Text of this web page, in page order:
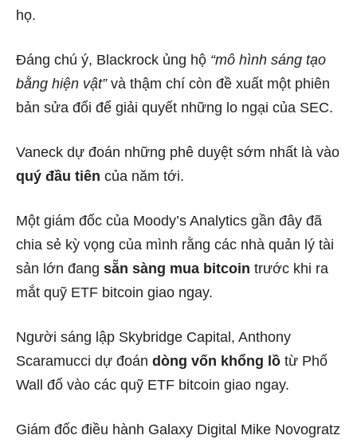
họ.
Đáng chú ý, Blackrock ủng hộ “mô hình sáng tạo
bằng hiện vật”và thậm chí còn đề xuất một phiên
bản sửa đổi để giải quyết những lo ngại của SEC.
Vaneck dự đoán những phê duyệt sớm nhất là vào
quý đầu tiên của năm tới.
Một giám đốc của Moody’s Analytics gần đây đã
chia sẻ kỳ vọng của mình rằng các nhà quản lý tài
sản lớn đang sẵn sàng mua bitcoin trước khi ra
mắt quỹ ETF bitcoin giao ngay.
Người sáng lập Skybridge Capital, Anthony
Scaramucci dự đoán dòng vốn khổng lồ từ Phố
Wall đổ vào các quỹ ETF bitcoin giao ngay.
Giám đốc điều hành Galaxy Digital Mike Novogratz